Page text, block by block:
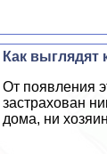
Как выглядят
От появления
застрахован
дома, ни